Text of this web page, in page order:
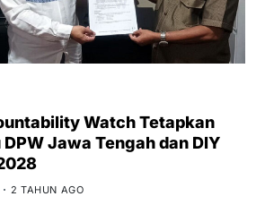
Watch Tetapkan
Jawa Tengah dan DIY
2 TAHUN AGO